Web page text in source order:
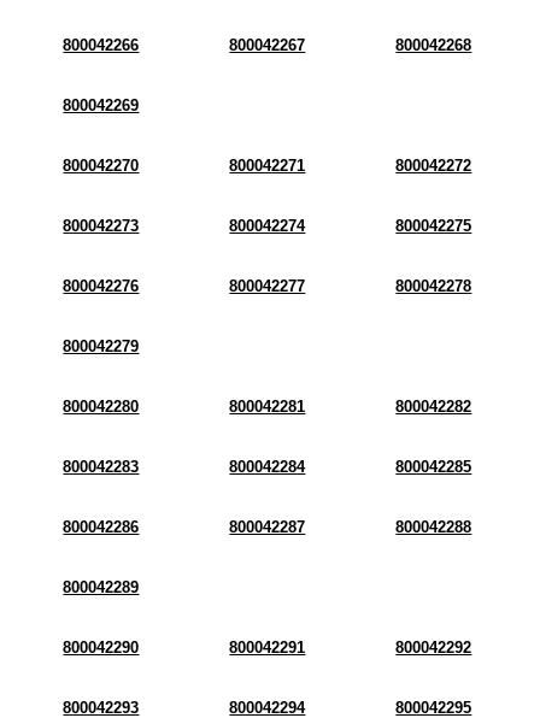
800042266 800042267 800042268
800042269
800042270 800042271 800042272
800042273 800042274 800042275
800042276 800042277 800042278
800042279
800042280 800042281 800042282
800042283 800042284 800042285
800042286 800042287 800042288
800042289
800042290 800042291 800042292
800042293 800042294 800042295